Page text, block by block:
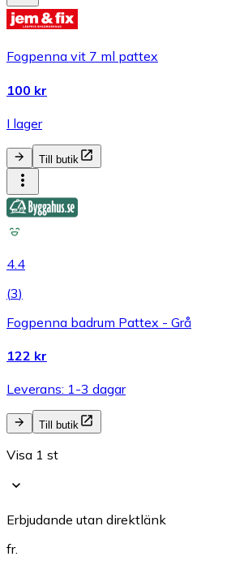
Fogpenna vit 7 ml pattex
100 kr
I lager
Till butik
4.4
(3)
Fogpenna badrum Pattex - Grå
122 kr
Leverans: 1-3 dagar
Till butik
Visa 1 st
Erbjudande utan direktlänk
fr.